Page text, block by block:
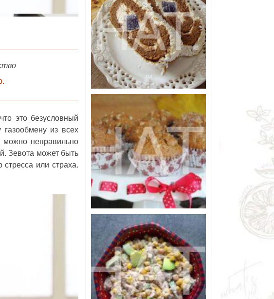
это безусловный
из всех
можно неправильно
Зевота может быть
стресса или страха.